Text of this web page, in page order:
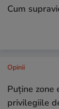
Cum
Opinii
Puține zone
privilegiile